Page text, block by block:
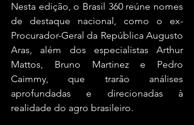
Nesta edição, o Brasil 360 reúne nomes
de destaque nacional, como o ex-
Procurador-Geral da República Augusto
Aras, além dos especialistas Arthur
Mattos, Bruno Martinez e Pedro
Caimmy, que trarão análises
aprofundadas e direcionadas à
realidade do agro brasileiro.